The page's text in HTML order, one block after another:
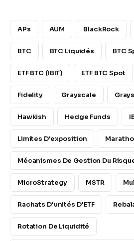
APs AUM BlackRock
BTC BTC Liquidés BTC
ETF BTC (IBIT) ETF BTC Spot
Fidelity Grayscale
Hawkish Hedge Funds
Limites D'exposition
Mécanismes De Gestion Du
MicroStrategy MSTR
Rachats D'unités D'ETF
Rotation De Liquidité